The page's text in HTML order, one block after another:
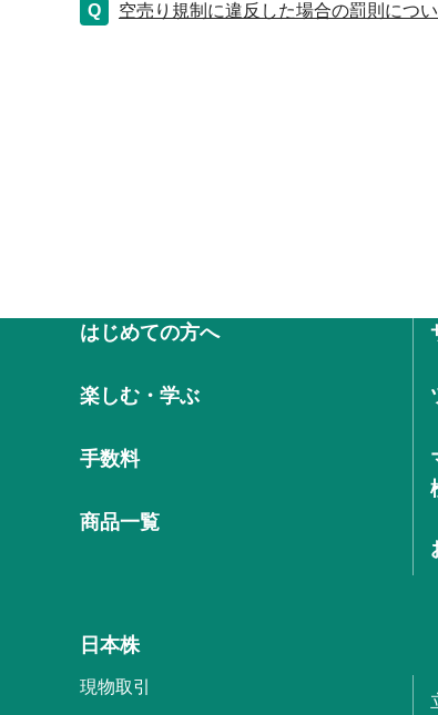
空売り規制に違反した場合の罰則につ
はじめての方へ
楽しむ・学ぶ
手数料
商品一覧
日本株
現物取引